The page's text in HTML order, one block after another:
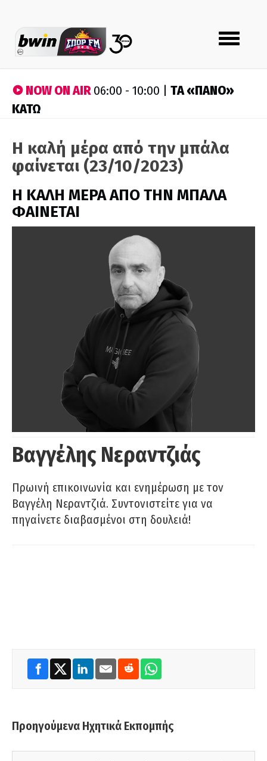
Toggle
navigation
NOW ON AIR06:00 - 10:00 | ΤA «ΠΑΝΟ»
ΚΑΤΩ
Η καλή μέρα από την μπάλα
φαίνεται (23/10/2023)
H ΚΑΛΗ ΜΕΡΑ ΑΠΟ ΤΗΝ ΜΠΑΛΑ
ΦΑΙΝΕΤΑΙ
Βαγγέλης Νεραντζιάς
Πρωινή επικοινωνία και ενημέρωση με τον
Βαγγέλη Νεραντζιά. Συντονιστείτε για να
πηγαίνετε διαβασμένοι στη δουλειά!
Προηγούμενα Ηχητικά Εκπομπής